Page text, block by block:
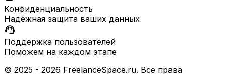
Конфиденциальность
Надёжная защита ваших данных
support_agent
Поддержка пользователей
Поможем на каждом этапе
© 2025 - 2026 FreelanceSpace.ru. Все права